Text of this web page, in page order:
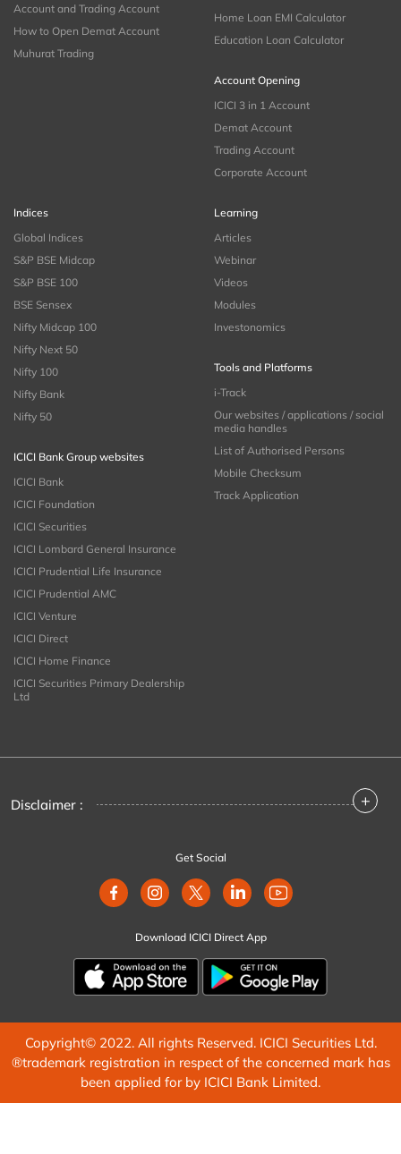
Account and Trading Account
How to Open Demat Account
Muhurat Trading
Home Loan EMI Calculator
Education Loan Calculator
Account Opening
ICICI 3 in 1 Account
Demat Account
Trading Account
Corporate Account
Indices
Global Indices
S&P BSE Midcap
S&P BSE 100
BSE Sensex
Nifty Midcap 100
Nifty Next 50
Nifty 100
Nifty Bank
Nifty 50
ICICI Bank Group websites
ICICI Bank
ICICI Foundation
ICICI Securities
ICICI Lombard General Insurance
ICICI Prudential Life Insurance
ICICI Prudential AMC
ICICI Venture
ICICI Direct
ICICI Home Finance
ICICI Securities Primary Dealership
Ltd
Learning
Articles
Webinar
Videos
Modules
Investonomics
Tools and Platforms
i-Track
Our websites / applications / social
media handles
List of Authorised Persons
Mobile Checksum
Track Application
Disclaimer : +
Get Social
Download ICICI Direct App
Copyright© 2022. All rights Reserved. ICICI Securities Ltd.
®trademark registration in respect of the concerned mark has
been applied for by ICICI Bank Limited.